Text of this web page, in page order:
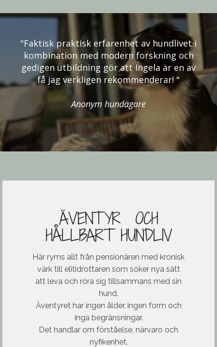
"Faktisk praktisk erfarenhet av hundlivet i
kombination med modern forskning och
gedigen utbildning gör att Ingela är en av
få jag verkligen rekommenderar! "
Anonym hundägare
ÄVENTYR OCH
HÅLLBART HUNDLIV
Här ryms allt från pensionären med kronisk
värk till elitidrottaren som söker nya sätt
att leva och röra sig tillsammans med sin
hund.
Äventyret har ingen ålder, ingen form och
inga begränsningar.
Det handlar om förståelse, närvaro och
nyfikenhet.